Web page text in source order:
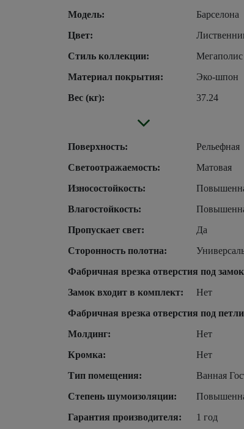
Модель:
Барселона
Цвет:
Стиль коллекции:
Мегаполис
Материал покрытия:
Эко-шпон
Вес (кг):
37.24
Поверхность:
Рельефная
Светоотражаемость:
Матовая
Износостойкость:
Влагостойкость:
Пропускает свет:
Да
Сторонность полотна:
Фабричная врезка отверстия под
Замок входит в комплект:
Нет
Фабричная врезка отверстия под
Молдинг:
Нет
Кромка:
Нет
Тип помещения:
Ванная
Степень шумоизоляции:
Гарантия производителя:
1 год